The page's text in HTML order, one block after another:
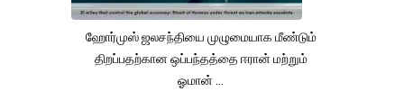
ஹோர்முஸ் ஜலசந்தியை முழுமையாக மீண்டும்
திறப்பதற்கான ஒப்பந்தத்தை ஈரான் மற்றும்
ஓமான் ...